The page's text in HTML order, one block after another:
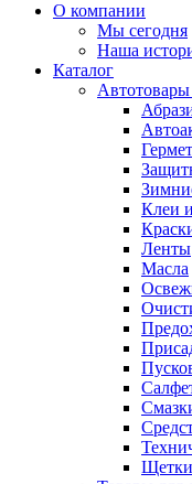
О компании
Мы сегодня
Наша
Каталог
Автотовары
Клеи
Ленты
Масла
Щетки